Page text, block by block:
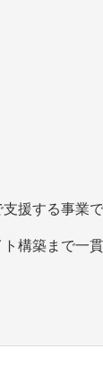
援する事業
構築まで一